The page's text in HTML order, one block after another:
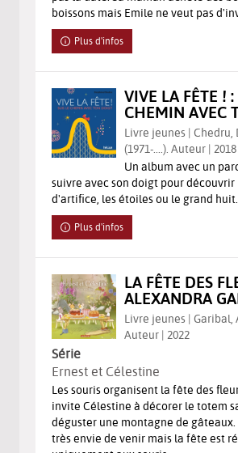
boissons mais Emile ne veut pas
Plus d'infos
VIVE LA FÊTE ! :
CHEMIN AVEC
Livre jeunes | Chedru,
(1971-....). Auteur | 2018
Un album avec un
suivre avec son doigt pour découvrir
d'artifice, les étoiles ou le grand huit.
Plus d'infos
LA FÊTE DES
ALEXANDRA
Livre jeunes | Garibal,
Auteur | 2022
Série
Ernest et Célestine
Les souris organisent la fête des
invite Célestine à décorer le totem
déguster une montagne de gâteaux.
très envie de venir mais la fête est